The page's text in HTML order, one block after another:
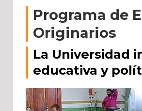
Consejo Superior
Rectorado / Secretarías
Facultades
Contacto
Programa de
Originarios
La Universidad
educativa y